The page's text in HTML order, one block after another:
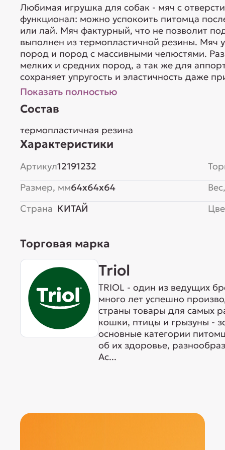
Любимая игрушка для собак - мяч с
функционал: можно успокоить питомца
или лай. Мяч фактурный, что не позволит
выполнен из термопластичной резины. Мяч
пород и пород с массивными челюстями.
мелких и средних пород, а так же для
сохраняет упругость и эластичность даже
Показать полностью
Состав
термопластичная резина
Характеристики
Артикул12191232
Размер, мм64x64x64
Страна КИТАЙ
Торговая марка
Triol
TRIOL - один из ведущих
много лет успешно
страны товары для самых
кошки, птицы и грызуны -
основные категории
об их здоровье,
Ас...